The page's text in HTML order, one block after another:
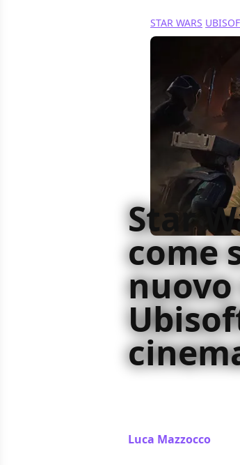
STAR WARS
Star
come
In occasione
Luca Mazzocco